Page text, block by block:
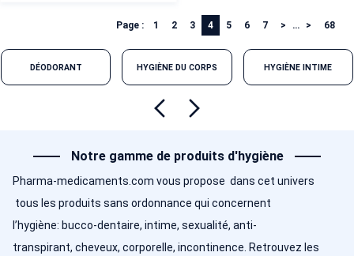
Page : 1 2 3 4 5 6 7 … 68
DÉODORANT HYGIÈNE DU CORPS HYGIÈNE INTIME
Notre gamme de produits d'hygiène
Pharma-medicaments.com vous propose dans cet univers
tous les produits sans ordonnance qui concernent
l’hygiène: bucco-dentaire, intime, sexualité, anti-
transpirant, cheveux, corporelle, incontinence. Retrouvez les